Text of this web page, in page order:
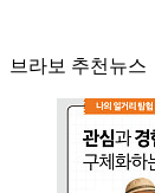
브라보 추천뉴스